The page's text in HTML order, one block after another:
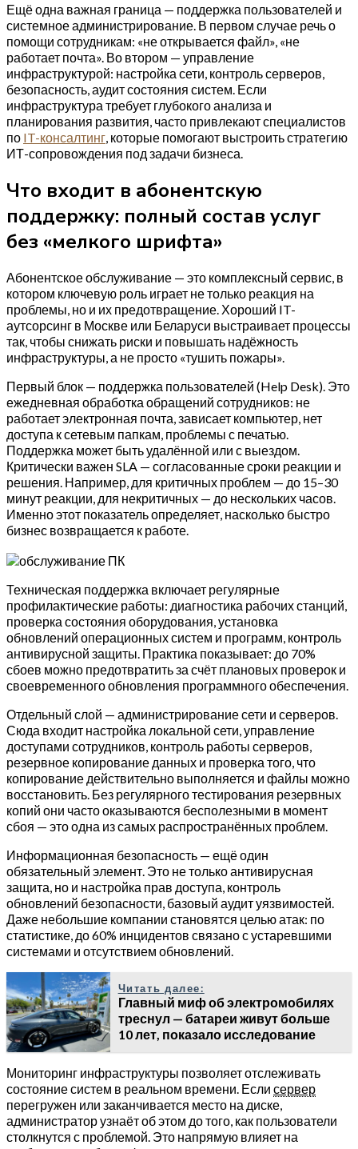
Ещё одна важная граница — поддержка пользователей и
системное администрирование. В первом случае речь о
помощи сотрудникам: «не открывается файл», «не
работает почта». Во втором — управление
инфраструктурой: настройка сети, контроль серверов,
безопасность, аудит состояния систем. Если
инфраструктура требует глубокого анализа и
планирования развития, часто привлекают специалистов
по IT-консалтинг , которые помогают выстроить стратегию
ИТ-сопровождения под задачи бизнеса.
Что входит в абонентскую
поддержку: полный состав услуг
без «мелкого шрифта»
Абонентское обслуживание — это комплексный сервис, в
котором ключевую роль играет не только реакция на
проблемы, но и их предотвращение. Хороший IT-
аутсорсинг в Москве или Беларуси выстраивает процессы
так, чтобы снижать риски и повышать надёжность
инфраструктуры, а не просто «тушить пожары».
Первый блок — поддержка пользователей (Help Desk). Это
ежедневная обработка обращений сотрудников: не
работает электронная почта, зависает компьютер, нет
доступа к сетевым папкам, проблемы с печатью.
Поддержка может быть удалённой или с выездом.
Критически важен SLA — согласованные сроки реакции и
решения. Например, для критичных проблем — до 15–30
минут реакции, для некритичных — до нескольких часов.
Именно этот показатель определяет, насколько быстро
бизнес возвращается к работе.
Техническая поддержка включает регулярные
профилактические работы: диагностика рабочих станций,
проверка состояния оборудования, установка
обновлений операционных систем и программ, контроль
антивирусной защиты. Практика показывает: до 70%
сбоев можно предотвратить за счёт плановых проверок и
своевременного обновления программного обеспечения.
Отдельный слой — администрирование сети и серверов.
Сюда входит настройка локальной сети, управление
доступами сотрудников, контроль работы серверов,
резервное копирование данных и проверка того, что
копирование действительно выполняется и файлы можно
восстановить. Без регулярного тестирования резервных
копий они часто оказываются бесполезными в момент
сбоя — это одна из самых распространённых проблем.
Информационная безопасность — ещё один
обязательный элемент. Это не только антивирусная
защита, но и настройка прав доступа, контроль
обновлений безопасности, базовый аудит уязвимостей.
Даже небольшие компании становятся целью атак: по
статистике, до 60% инцидентов связано с устаревшими
системами и отсутствием обновлений.
Читать далее:
Главный миф об электромобилях
треснул — батареи живут больше
10 лет, показало исследование
Мониторинг инфраструктуры позволяет отслеживать
состояние систем в реальном времени. Если сервер
перегружен или заканчивается место на диске,
администратор узнаёт об этом до того, как пользователи
столкнутся с проблемой. Это напрямую влияет на